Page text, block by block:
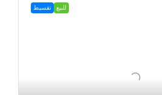
للبيع تقسيط